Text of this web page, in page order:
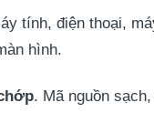
tính, điện thoại,
hình.
. Mã nguồn